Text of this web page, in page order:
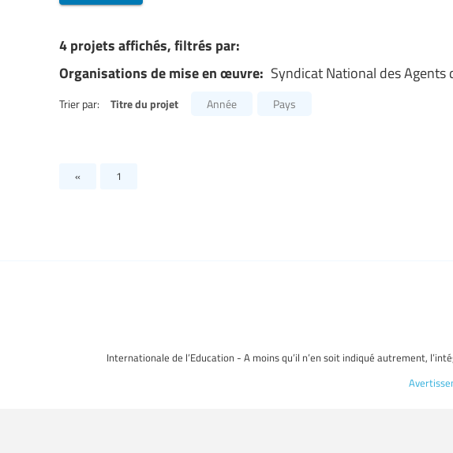
4 projets affichés, filtrés par:
Organisations de mise en œuvre: Syndicat National des Agents
Trier par: Titre du projet Année Pays
« 1
Internationale de l’Education - A moins qu’il n’en soit indiqué autrement,